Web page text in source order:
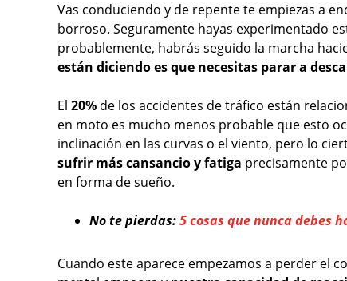
Vas conduciendo y de repente te empiezas a
borroso. Seguramente hayas experimentado
probablemente, habrás seguido la marcha
están diciendo es que necesitas parar a
El 20% de los accidentes de tráfico están
en moto es mucho menos probable que esto
inclinación en las curvas o el viento, pero lo
sufrir más cansancio y fatiga precisamente
en forma de sueño.
No te pierdas:5 cosas que nunca debes
Cuando este aparece empezamos a perder el